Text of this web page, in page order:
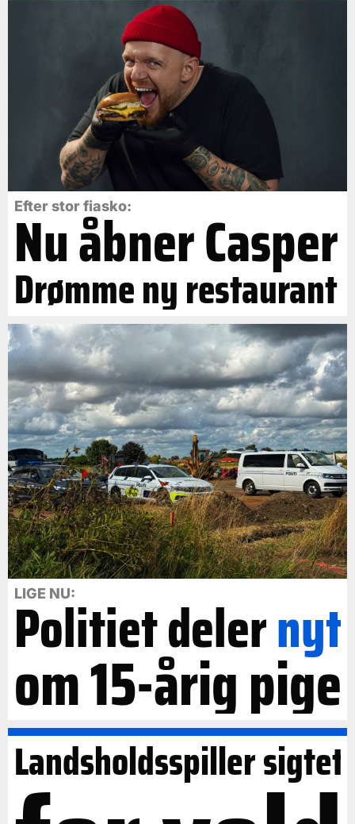
Efter stor fiasko:
Nu åbner Casper
Drømme ny restaurant
LIGE NU:
Politiet delernyt
om 15-årig pige
Landsholdsspiller sigtet